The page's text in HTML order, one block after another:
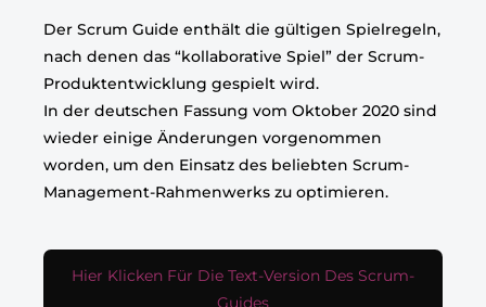
Der Scrum Guide enthält die gültigen Spielregeln,
nach denen das “kollaborative Spiel” der Scrum-
Produktentwicklung gespielt wird.
In der deutschen Fassung vom Oktober 2020 sind
wieder einige Änderungen vorgenommen
worden, um den Einsatz des beliebten Scrum-
Management-Rahmenwerks zu optimieren.
Hier Klicken Für Die Text-Version Des Scrum-
Guides